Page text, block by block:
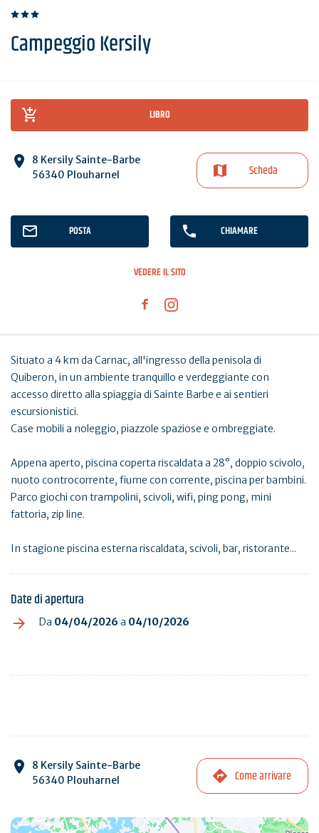
Campeggio Kersily
LIBRO
8 Kersily Sainte-Barbe
56340 Plouharnel
Scheda
POSTA CHIAMARE
VEDERE IL SITO
Situato a 4 km da Carnac, all'ingresso della penisola di
Quiberon, in un ambiente tranquillo e verdeggiante con
accesso diretto alla spiaggia di Sainte Barbe e ai sentieri
escursionistici.
Case mobili a noleggio, piazzole spaziose e ombreggiate.
Appena aperto, piscina coperta riscaldata a 28°, doppio scivolo,
nuoto controcorrente, fiume con corrente, piscina per bambini.
Parco giochi con trampolini, scivoli, wifi, ping pong, mini
fattoria, zip line.
In stagione piscina esterna riscaldata, scivoli, bar, ristorante...
Date di apertura
Da 04/04/2026 a 04/10/2026
8 Kersily Sainte-Barbe
56340 Plouharnel
Come arrivare